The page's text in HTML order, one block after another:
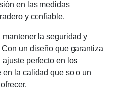
en las medidas
y confiable.
mantener la seguridad y
un diseño que garantiza
perfecto en los
en la calidad que solo un